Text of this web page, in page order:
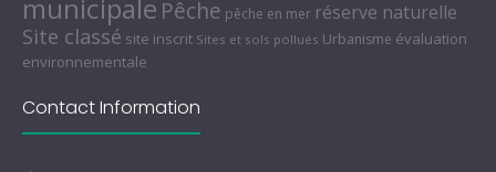
municipale Pêche pêche en mer réserve naturelle
Site classé site inscrit Sites et sols pollués Urbanisme évaluation
environnementale
Contact Information